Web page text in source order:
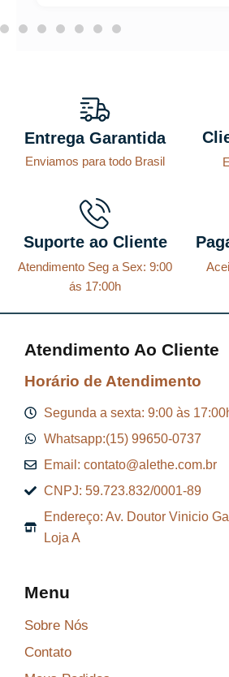
Entrega Garantida
Enviamos para todo Brasil
Suporte ao Cliente
Atendimento Seg a Sex: 9:00
ás 17:00h
Atendimento Ao Cliente
Horário de Atendimento
Segunda a sexta: 9:00 às
Whatsapp:(15) 99650-0737
Email: contato@alethe.com.br
CNPJ: 59.723.832/0001-89
Endereço: Av. Doutor Vinicio
Loja A
Menu
Sobre Nós
Contato